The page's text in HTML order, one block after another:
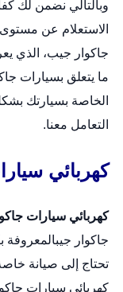
وبالتالي نضمن لك
الاستعلام عن
جاكوار جيب، الذي
ما يتعلق بسيارات
الخاصة بسيارتك
التعامل معنا.
كهربائي
كهربائي سيارات
جاكوار جيبالمعروفة
تحتاج إلى صيانة
كهربائي سيارات